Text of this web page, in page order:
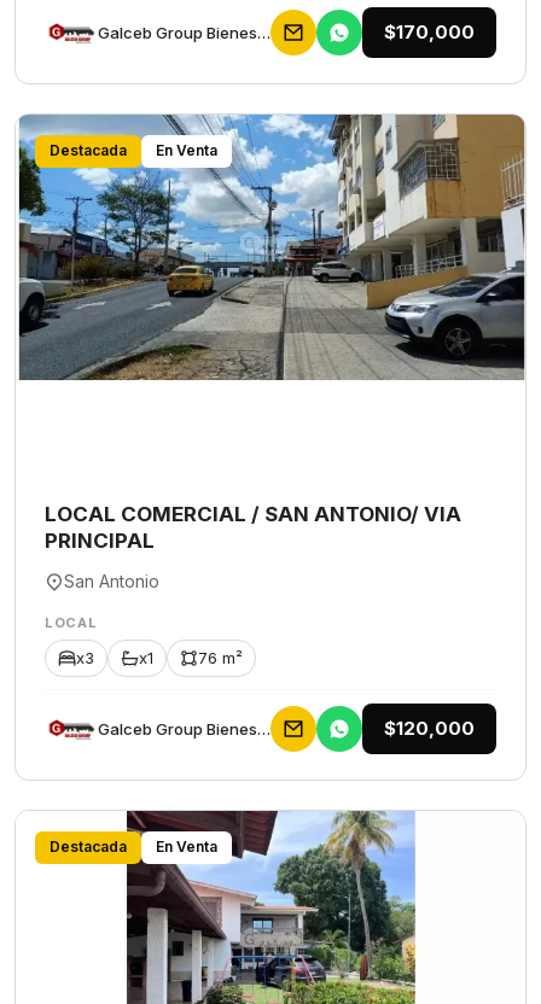
Galceb Group Bienes Raices $170,000
Destacada En Venta
LOCAL COMERCIAL / SAN ANTONIO/ VIA
PRINCIPAL
San Antonio
LOCAL
x3 x1 76 m²
Galceb Group Bienes Raices $120,000
Destacada En Venta